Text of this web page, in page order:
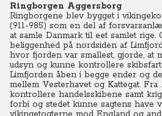
Ringborgen Aggersborg
Ringborgene blev bygget i
(911-985) som en del af
at samle Danmark til eet samlet rige.
beliggenhed på nordsiden af
hvor fjorden var smallest, gjorde, at
udsyn og kunne kontrollere
Limfjorden åben i begge ender og
mellem Vesterhavet og Kattegat.
kontrollere handelsskibene samt
forbi og stedet kunne sagtens have